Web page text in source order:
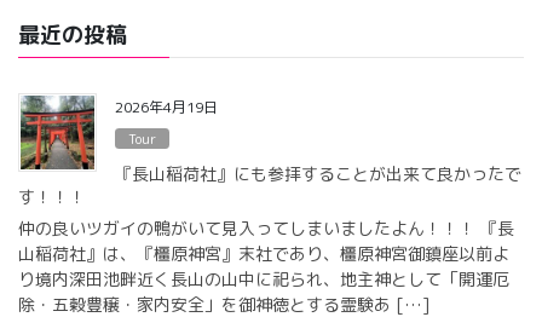
最近の投稿
2026年4月19日
Tour
『長山稲荷社』にも参拝することが出来て良かったで
す！！！
仲の良いツガイの鴨がいて見入ってしまいましたよん！！！ 『長
山稲荷社』は、『橿原神宮』末社であり、橿原神宮御鎮座以前よ
り境内深田池畔近く長山の山中に祀られ、地主神として「開運厄
除・五穀豊穣・家内安全」を御神徳とする霊験あ […]